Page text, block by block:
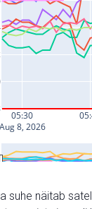
suhe näitab